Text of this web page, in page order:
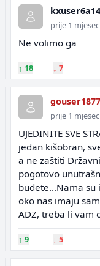
prije 1 mjesec
Ne volimo ga
↑ 18 ↓ 7
prije 1 mjesec
UJEDINITE SVE
jedan kišobran,
a ne zaštiti
pogotovo
budete...Nama
oko nas imaju
ADZ, treba li vam
↑ 9 ↓ 5